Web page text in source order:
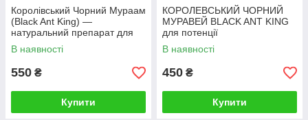
Королівський Чорний Мураам
(Black Ant King) —
натуральний препарат для
потенції (12 таб.)
В наявності
550 ₴
Купити
КОРОЛЕВСЬКИЙ ЧОРНИЙ
МУРАВЕЙ BLACK ANT KING
для потенції
В наявності
450 ₴
Купити